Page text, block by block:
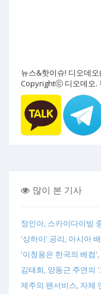
뉴스&핫이슈! 디오데
Copyrightⓒ 디오데오.
많이 본 기사
정인아, 스카이다이빙
'상하이' 공리, 아시아
'이청용은 한국의 베컴
김태희, 양동근 주연의
제주의 팬서비스, 자체